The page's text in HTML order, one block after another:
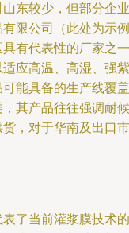
东较少，但部分企业
限公司（此处为示例
有代表性的厂家之一
应高温、高湿、强紫
能具备的生产线覆盖
其产品往往强调耐候
，对于华南及出口市
了当前灌浆膜技术的